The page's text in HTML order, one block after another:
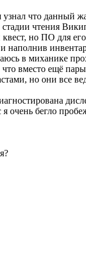
что данный
чтения
но ПО для
в миханике
вместо ещё
но они все
очень бегло